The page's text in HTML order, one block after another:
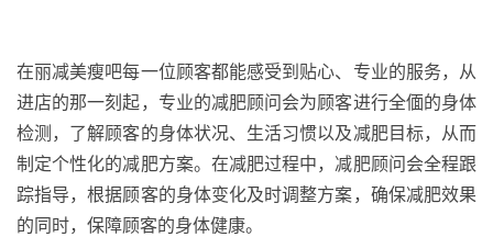
在丽减美瘦吧每一位顾客都能感受到贴心、专业的服务，
从
进店的那一刻起，专业的减肥顾问会为顾客进行全偭的身体
检测，了解顾客的身体状况、生活习惯以及减肥目标，从而
制定个性化的减肥方案。在减肥过程中，减肥顾问会全程跟
踪指导，根据顾客的身体变化及时调整方案，确保减肥效果
的同时，保障顾客的身体健康。